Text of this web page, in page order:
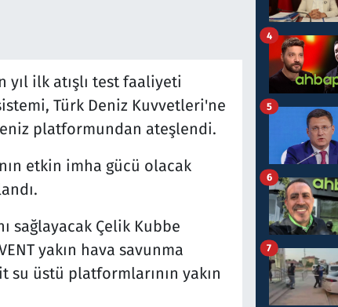
yıl ilk atışlı test faaliyeti
Türk Deniz Kuvvetleri'ne
platformundan ateşlendi.
etkin imha gücü olacak
sağlayacak Çelik Kubbe
yakın hava savunma
su üstü platformlarının yakın
4
5
6
7